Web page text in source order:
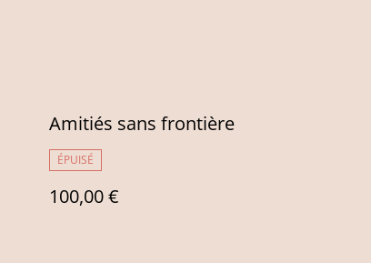
Amitiés sans frontière
ÉPUISÉ
100,00 €